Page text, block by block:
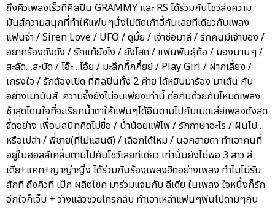
ถึงคิวเพลงเร็วที่ศิลปิน GRAMMY และ RS ได้ร่วมกันโชว์ส่งความ
มันส์ความสนุกที่ทำให้แฟนๆนั่งไม่ติดเก้าอี้กันเลยทีเดียวกับเพลง
แฟนจ๋า / Siren Love / UFO / ดูมั้ย / เจ้าช่อมาลี / รักคนมีเจ้าของ /
อยากร้องดังดัง / รักแท้ยังไง / ยังโสด / แฟนพันธุ์ท้อ / มองนานๆ /
สะลัด…สะบัด / โอ๊ะ…โอ้ย / มะลึกกึ๊กกึ๋ยย์ / Play Girl / ฝากเลี้ยง /
เกรงใจ / รักต้องเปิด ที่ศิลปินทั้ง 2 ค่าย ได้หยิบมาร้อง มาเต้น กัน
อย่างเมามันส์ ความจึ้งยังไม่จบเพียงเท่านี้ ต่อกันด้วยกับโหมดเพลง
ช้าสุดโดนใจที่จะเรียกน้ำตาให้แฟนๆได้อินตามไปกับเมดเล่ย์เพลงดังสุด
จี้ดอย่าง เพื่อนสนิทคิดไม่ซื่อ / น้ำน้อยแพ้ไฟ / รักภาษาอะไร / ฝันไป…
หรือเปล่า / พี่ชาย(ที่ไม่แสนดี) / เลือกได้ไหม / นอกสายตา ทำเอาคนที่
อยู่ในฮอลล์เคลิ้มตามไปกับโชว์เลยทีเดียว เท่านั้นยังไม่พอ 3 สาว ลี
เดีย+แคท+ญาญ่าญิ๋ง ได้ร่วมกันร้องเพลงฮิตอย่างเพลง ทำไมไม่รับ
สักที ถึงคิวที่ เป๊ก ผลิตโชค มาร่วมแจมกับ ลีเดีย ในเพลง ใจหนึ่งก็รัก
อีกใจก็เจ็บ + ว่างแล้วช่วยโทรกลับ ทำเอาเหล่าแฟนๆฟินไปตามๆกัน